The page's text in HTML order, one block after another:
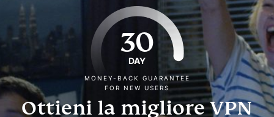
30
DAY
MONEY-BACK GUARANTEE
FOR NEW USERS
Ottieni la migliore VPN